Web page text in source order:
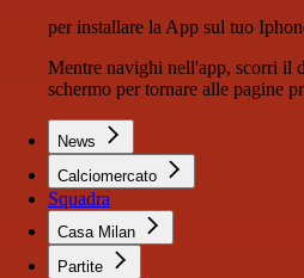
per installare la App sul tuo
Mentre navighi nell'app, scorri il
schermo per tornare alle pagine
News
Calciomercato
Squadra
Casa Milan
Partite